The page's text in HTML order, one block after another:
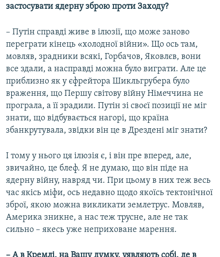
застосувати ядерну зброю проти Заходу?
– Путін справді живе в ілюзії, що може заново
переграти кінець «холодної війни». Що ось там,
мовляв, зрадники всякі, Горбачов, Яковлєв, вони
все здали, а насправді можна було виграти. Але це
приблизно як у єфрейтора Шикльгрубера було
враження, що Першу світову війну Німеччина не
програла, а її зрадили. Путін зі своєї позиції не міг
знати, що відбувається нагорі, що країна
збанкрутувала, звідки він це в Дрездені міг знати?
І тому у нього ця ілюзія є, і він пре вперед, але,
звичайно, це блеф. Я не думаю, що він піде на
ядерну війну, навряд чи. При цьому в них теж весь
час якісь міфи, ось недавно щодо якоїсь тектонічної
зброї, якою можна викликати землетрус. Мовляв,
Америка зникне, а нас теж трусне, але не так
сильно – якесь уже неприховане марення.